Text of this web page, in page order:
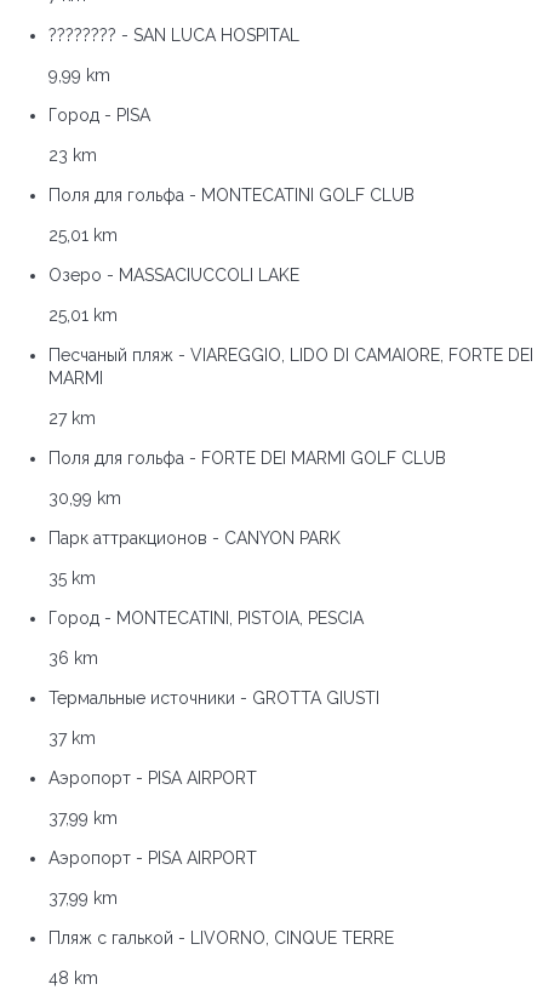
???????? - SAN LUCA HOSPITAL
9,99 km
Город - PISA
23 km
Поля для гольфа - MONTECATINI GOLF CLUB
25,01 km
Озеро - MASSACIUCCOLI LAKE
25,01 km
Песчаный пляж - VIAREGGIO, LIDO DI CAMAIORE, FORTE DEI
MARMI
27 km
Поля для гольфа - FORTE DEI MARMI GOLF CLUB
30,99 km
Парк аттракционов - CANYON PARK
35 km
Город - MONTECATINI, PISTOIA, PESCIA
36 km
Термальные источники - GROTTA GIUSTI
37 km
Аэропорт - PISA AIRPORT
37,99 km
Аэропорт - PISA AIRPORT
37,99 km
Пляж с галькой - LIVORNO, CINQUE TERRE
48 km